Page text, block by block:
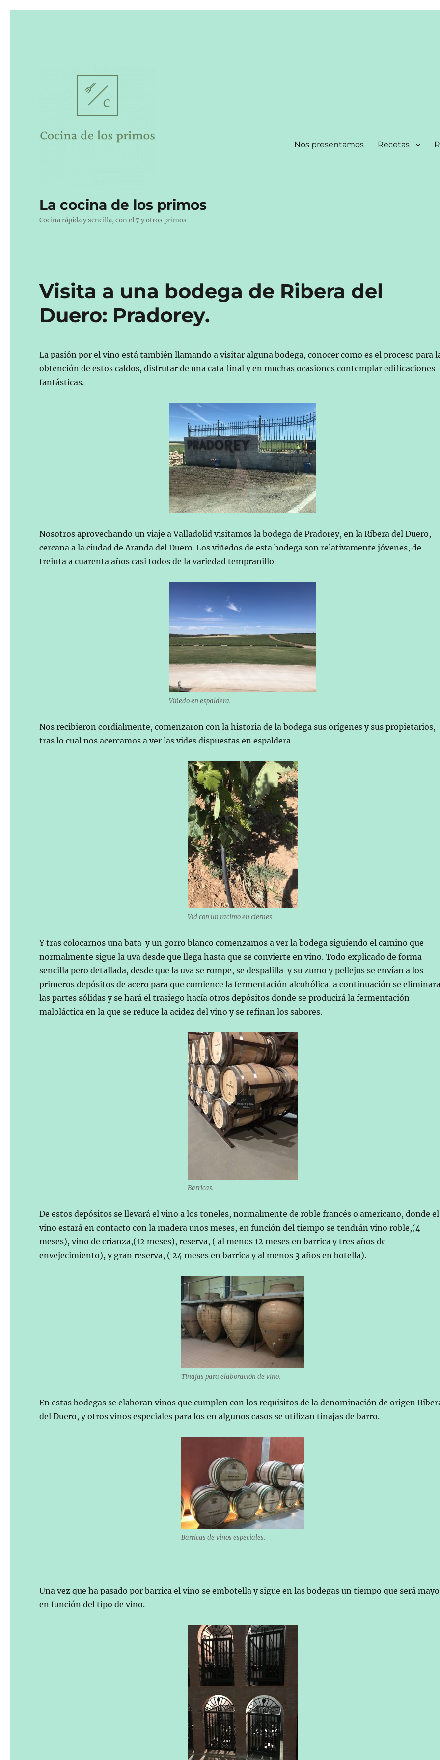
La cocina de los primos
Cocina rápida y sencilla, con el 7 y otros primos
Nos presentamos Recetas
Visita a una bodega de Ribera del
Duero: Pradorey.
La pasión por el vino está también llamando a visitar alguna bodega, conocer como es el proceso para
obtención de estos caldos, disfrutar de una cata final y en muchas ocasiones contemplar edificaciones
fantásticas.
Nosotros aprovechando un viaje a Valladolid visitamos la bodega de Pradorey, en la Ribera del Duero,
cercana a la ciudad de Aranda del Duero. Los viñedos de esta bodega son relativamente jóvenes, de
treinta a cuarenta años casi todos de la variedad tempranillo.
Viñedo en espaldera.
Nos recibieron cordialmente, comenzaron con la historia de la bodega sus orígenes y sus propietarios,
tras lo cual nos acercamos a ver las vides dispuestas en espaldera.
Vid con un racimo en ciernes
Y tras colocarnos una bata y un gorro blanco comenzamos a ver la bodega siguiendo el camino que
normalmente sigue la uva desde que llega hasta que se convierte en vino. Todo explicado de forma
sencilla pero detallada, desde que la uva se rompe, se despalilla y su zumo y pellejos se envían a los
primeros depósitos de acero para que comience la fermentación alcohólica, a continuación se
las partes sólidas y se hará el trasiego hacía otros depósitos donde se producirá la fermentación
maloláctica en la que se reduce la acidez del vino y se refinan los sabores.
Barricas.
De estos depósitos se llevará el vino a los toneles, normalmente de roble francés o americano, donde el
vino estará en contacto con la madera unos meses, en función del tiempo se tendrán vino roble,(4
meses), vino de crianza,(12 meses), reserva, ( al menos 12 meses en barrica y tres años de
envejecimiento), y gran reserva, ( 24 meses en barrica y al menos 3 años en botella).
Tinajas para elaboración de vino.
En estas bodegas se elaboran vinos que cumplen con los requisitos de la denominación de origen
del Duero, y otros vinos especiales para los en algunos casos se utilizan tinajas de barro.
Barricas de vinos especiales.
Una vez que ha pasado por barrica el vino se embotella y sigue en las bodegas un tiempo que será
en función del tipo de vino.